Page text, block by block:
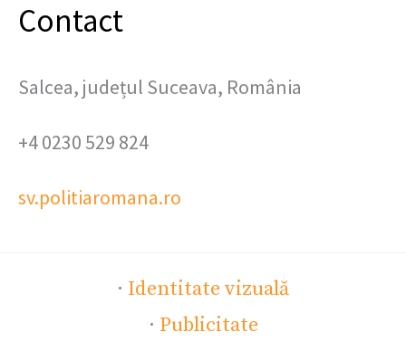
Contact
Salcea, județul Suceava, România
+4 0230 529 824
sv.politiaromana.ro
· Identitate vizuală
· Publicitate